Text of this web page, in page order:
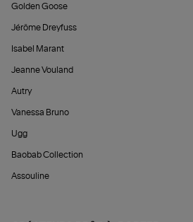
Golden Goose
Jérôme Dreyfuss
Isabel Marant
Jeanne Vouland
Autry
Vanessa Bruno
Ugg
Baobab Collection
Assouline